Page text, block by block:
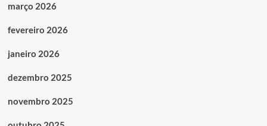
março 2026
fevereiro 2026
janeiro 2026
dezembro 2025
novembro 2025